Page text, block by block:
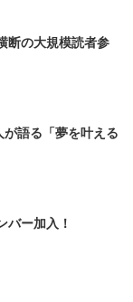
断の大規模読者参
語る「夢を叶える
バー加入！